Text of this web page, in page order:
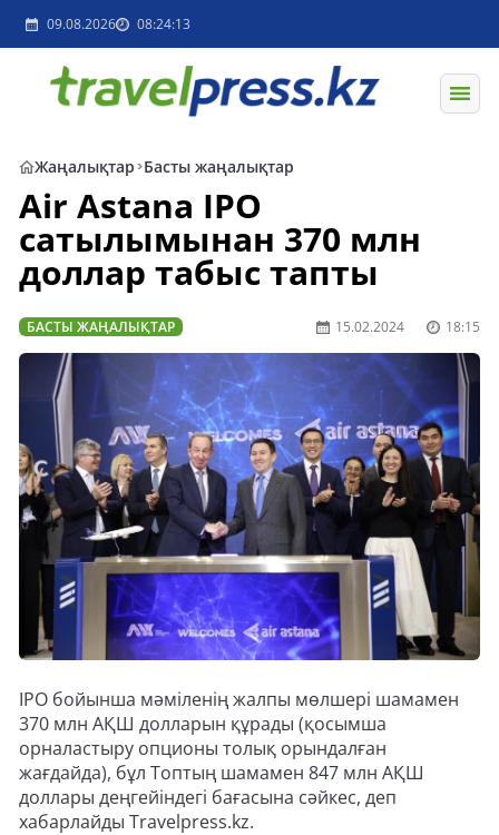
09.08.2026 08:24:13
Жаңалықтар Басты жаңалықтар
Air Astana IPO
сатылымынан 370 млн
доллар табыс тапты
БАСТЫ ЖАҢАЛЫҚТАР 15.02.2024 18:15
IPO бойынша мәміленің жалпы мөлшері шамамен
370 млн АҚШ долларын құрады (қосымша
орналастыру опционы толық орындалған
жағдайда), бұл Топтың шамамен 847 млн АҚШ
доллары деңгейіндегі бағасына сәйкес, деп
хабарлайды Travelpress.kz.